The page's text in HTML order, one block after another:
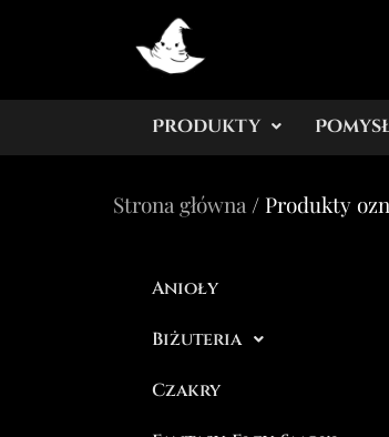
Produkty
Strona główna / Produkty
Anioły
Biżuteria
Czakry